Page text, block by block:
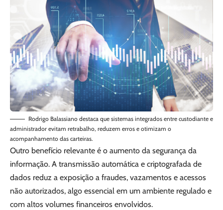
Rodrigo Balassiano destaca que sistemas integrados entre custodiante e
administrador evitam retrabalho, reduzem erros e otimizam o
acompanhamento das carteiras.
Outro benefício relevante é o aumento da segurança da
informação. A transmissão automática e criptografada de
dados reduz a exposição a fraudes, vazamentos e acessos
não autorizados, algo essencial em um ambiente regulado e
com altos volumes financeiros envolvidos.